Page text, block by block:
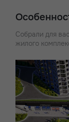
- Подземный
Собрали для
жилого